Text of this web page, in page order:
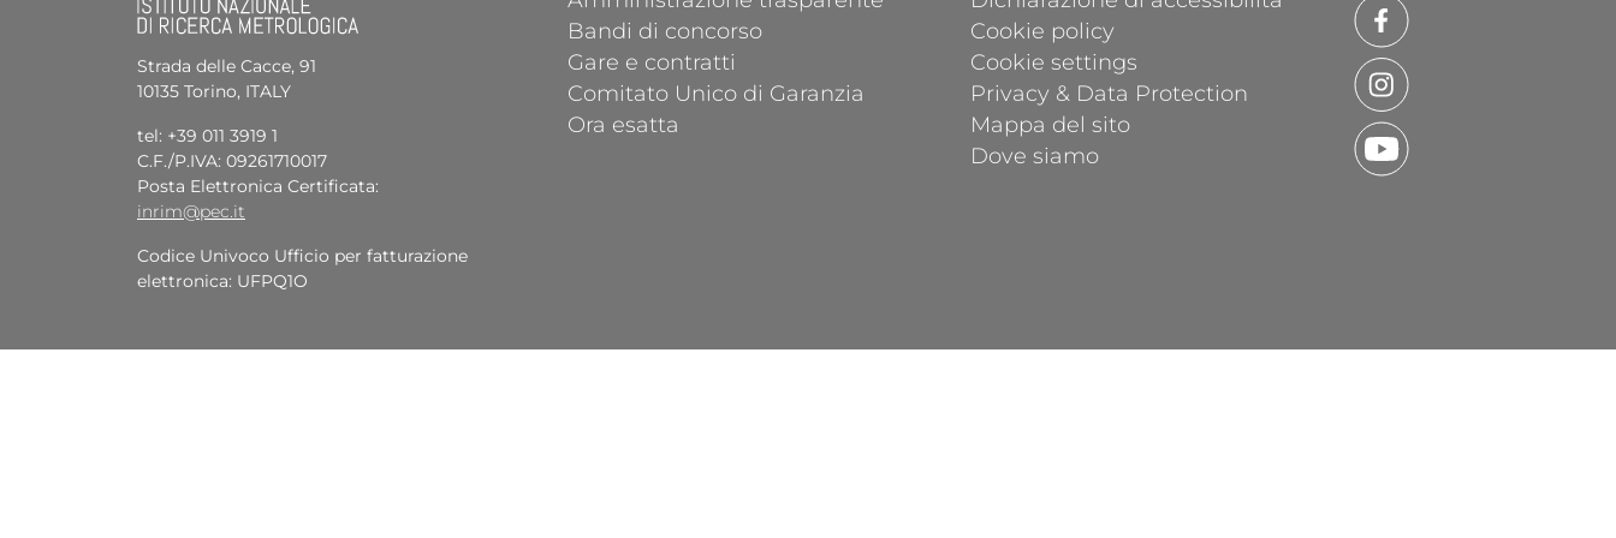
Strada delle Cacce, 91
10135 Torino, ITALY
tel: +39 011 3919 1
C.F./P.IVA: 09261710017
Posta Elettronica Certificata:
inrim@pec.it
Codice Univoco Ufficio per fatturazione
elettronica: UFPQ1O
Bandi di concorso
Gare e contratti
Comitato Unico di Garanzia
Ora esatta
Cookie policy
Cookie settings
Privacy & Data Protection
Mappa del sito
Dove siamo